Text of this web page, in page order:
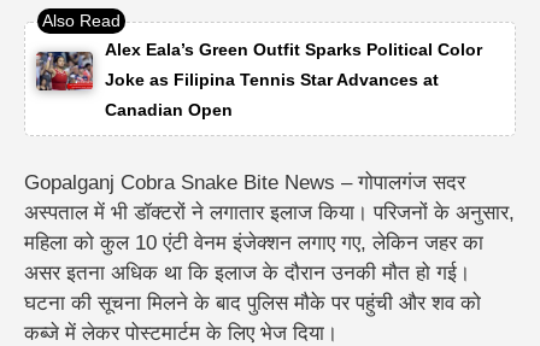
Alex Eala’s Green Outfit Sparks Political Color
Joke as Filipina Tennis Star Advances at
Canadian Open
Gopalganj Cobra Snake Bite News – गोपालगंज सदर
अस्पताल में भी डॉक्टरों ने लगातार इलाज किया। परिजनों के अनुसार,
महिला को कुल 10 एंटी वेनम इंजेक्शन लगाए गए, लेकिन जहर का
असर इतना अधिक था कि इलाज के दौरान उनकी मौत हो गई।
घटना की सूचना मिलने के बाद पुलिस मौके पर पहुंची और शव को
कब्जे में लेकर पोस्टमार्टम के लिए भेज दिया।